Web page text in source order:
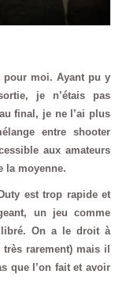
pour moi. Ayant pu y
je n’étais pas
final, je ne l’ai plus
entre shooter
aux amateurs
la moyenne.
est trop rapide et
un jeu comme
On a le droit à
rarement) mais il
que l’on fait et avoir